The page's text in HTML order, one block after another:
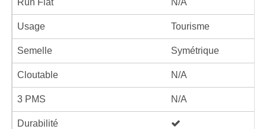
Run Flat N/A
Usage Tourisme
Semelle Symétrique
Cloutable N/A
3 PMS N/A
Durabilité